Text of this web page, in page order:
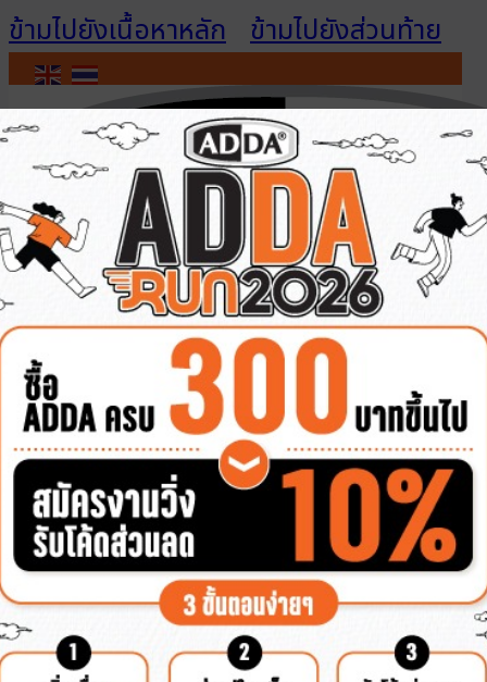
ข้ามไปยังเนื้อหาหลัก ข้ามไปยังส่วนท้าย
ติดต่อเราเข้าสู่ระบบ / สมัคร
สมาชิก
สินค้าทั้งหมด
รองเท้าผู้ชาย
2Density
Pillow Foam
หัวโต
หุ้มส้น
แตะหนีบ
แบบสวม